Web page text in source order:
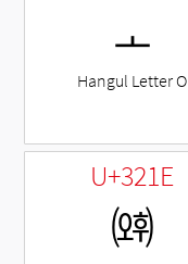
ㅗ
Hangul Letter O
U+321E
㈞